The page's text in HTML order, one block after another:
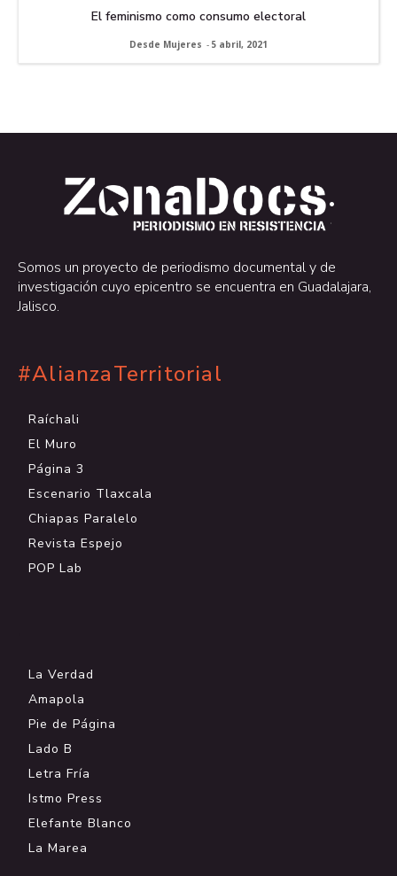
El feminismo como consumo electoral
Desde Mujeres - 5 abril, 2021
.
.
Somos un proyecto de periodismo documental y de
investigación cuyo epicentro se encuentra en Guadalajara,
Jalisco.
#AlianzaTerritorial
Raíchali
El Muro
Página 3
Escenario Tlaxcala
Chiapas Paralelo
Revista Espejo
POP Lab
La Verdad
Amapola
Pie de Página
Lado B
Letra Fría
Istmo Press
Elefante Blanco
La Marea